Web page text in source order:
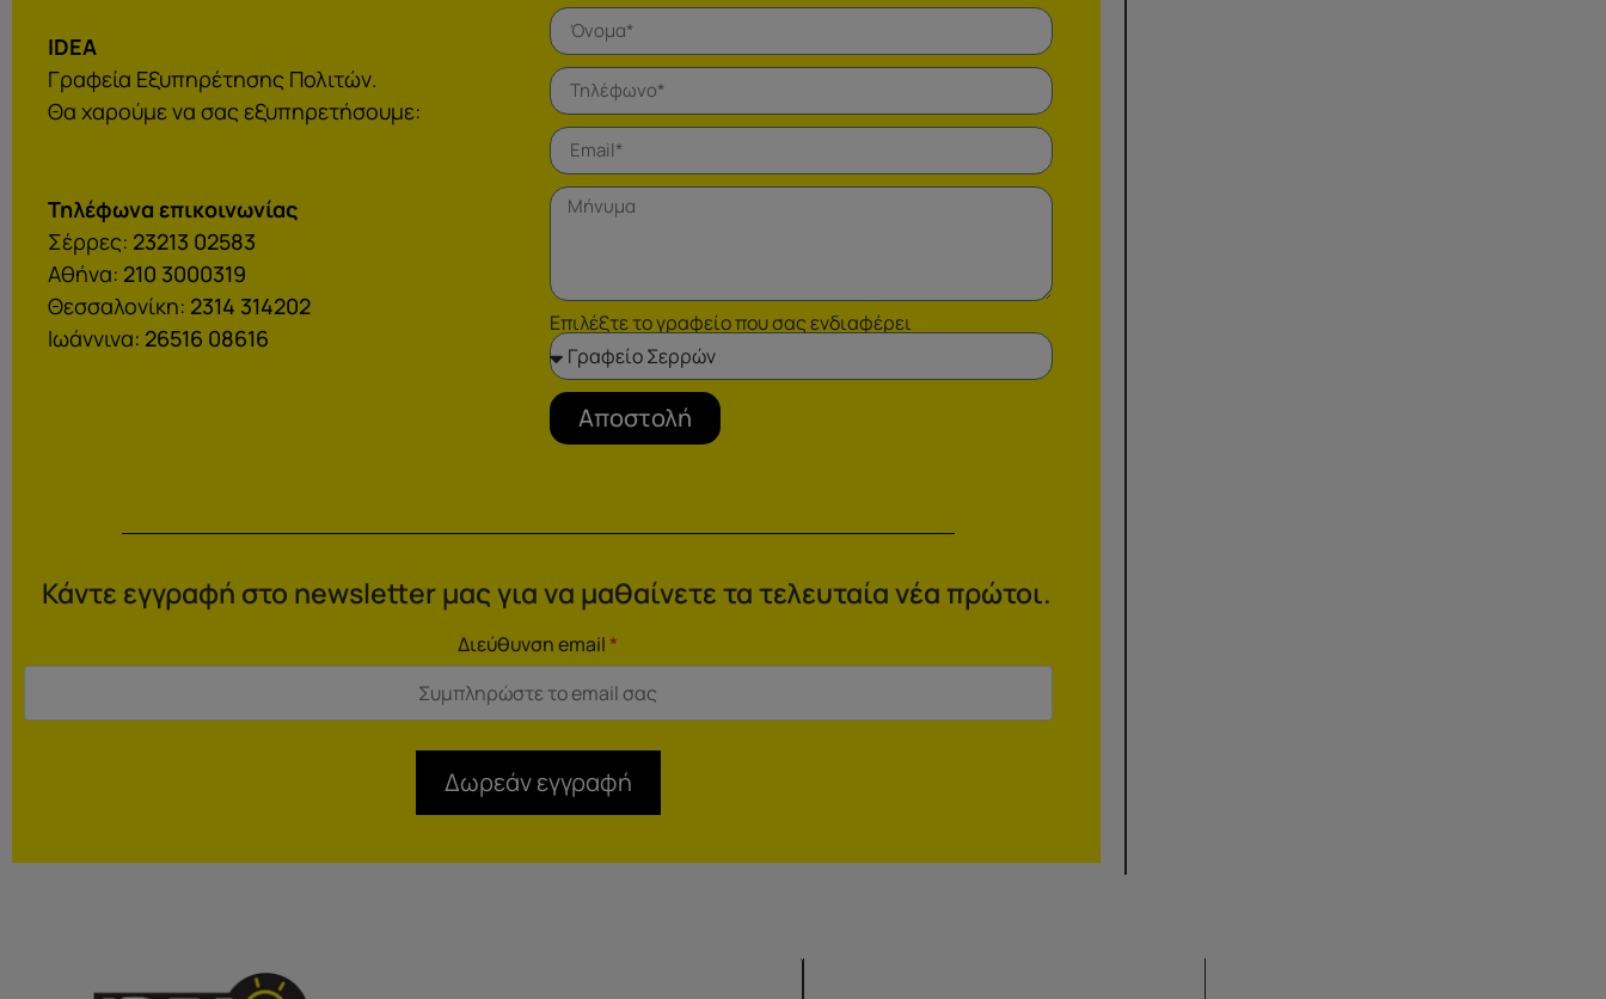
IDEA
Γραφεία Εξυπηρέτησης Πολιτών.
Θα χαρούμε να σας εξυπηρετήσουμε:
Τηλέφωνα επικοινωνίας
Σέρρες: 23213 02583
Αθήνα: 210 3000319
Θεσσαλονίκη: 2314 314202
Ιωάννινα: 26516 08616
Επιλέξτε το γραφείο που σας ενδιαφέρει
Αποστολή
Κάντε εγγραφή στο newsletter μας για να μαθαίνετε τα τελευταία νέα πρώτοι.
Διεύθυνση email*
Δωρεάν εγγραφή